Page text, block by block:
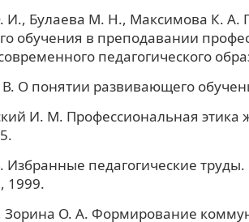
И., Булаева М. Н., Максимова К. А.
обучения в преподавании
педагогического
О понятии развивающего
И. М. Профессиональная этика
Избранные педагогические
1999.
Зорина О. А. Формирование